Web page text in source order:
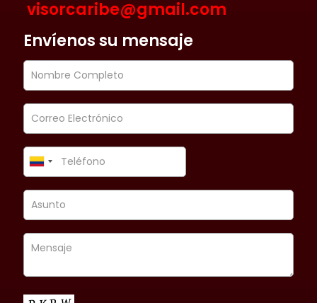
visorcaribe@gmail.com
Envíenos su mensaje